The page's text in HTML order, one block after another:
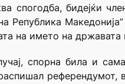
спогодба, бидејќи
Република
на името на
спорна била и
референдумот,